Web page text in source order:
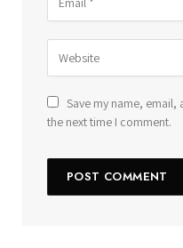
Save my name,
the next time I comment.